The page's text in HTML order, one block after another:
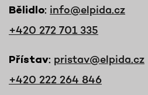
Bělidlo: info@elpida.cz
+420 272 701 335
Přístav: pristav@elpida.cz
+420 222 264 846